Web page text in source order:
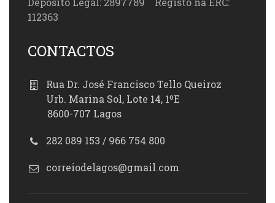
112363
CONTACTOS
Rua Dr. José Francisco Tello Queiroz
Urb. Marina Sol, Lote 14, 1ºE
8600-707 Lagos
282 089 153 / 966 754 800
correiodelagos@gmail.com